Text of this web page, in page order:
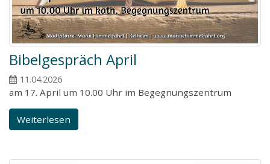
Bibelgespräch April
11.04.2026
am 17. April um 10.00 Uhr im Begegnungszentrum
Weiterlesen